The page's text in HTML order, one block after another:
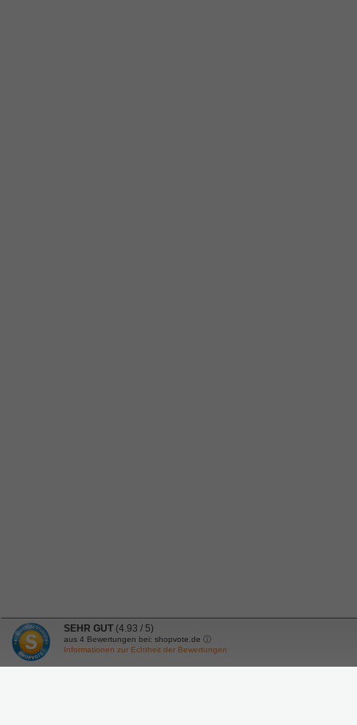
SEHR GUT (4.93 / 5)
aus 4 Bewertungen bei: shopvote.de ⓘ
Informationen zur Echtheit der Bewertungen